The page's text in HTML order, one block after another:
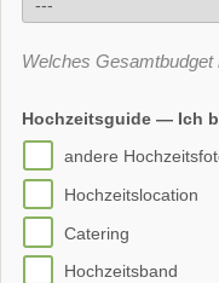
Welches
Hochzeitsguide — Ich
andere
Hochzeitslocation
Catering
Hochzeitsband